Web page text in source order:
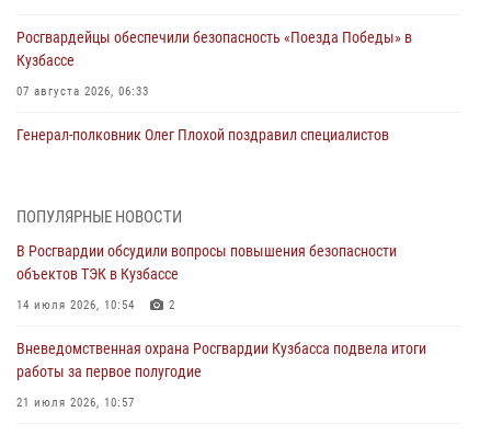
Росгвардейцы обеспечили безопасность «Поезда Победы» в
Кузбассе
07 августа 2026, 06:33
Генерал-полковник Олег Плохой поздравил специалистов
07 августа 2026, 05:32
С 1 сентября 2026 года вступает в силу новый федеральный закон о
частной охранной деятельности
06 августа 2026, 10:19
Росгвардейцы задержали предполагаемого виновника причинения
ножевого ранения кемеровчанину
06 августа 2026, 09:18
ПОПУЛЯРНЫЕ НОВОСТИ
В Росгвардии обсудили вопросы повышения безопасности
объектов ТЭК в Кузбассе
14 июля 2026, 10:54 2
Вневедомственная охрана Росгвардии Кузбасса подвела итоги
работы за первое полугодие
21 июля 2026, 10:57